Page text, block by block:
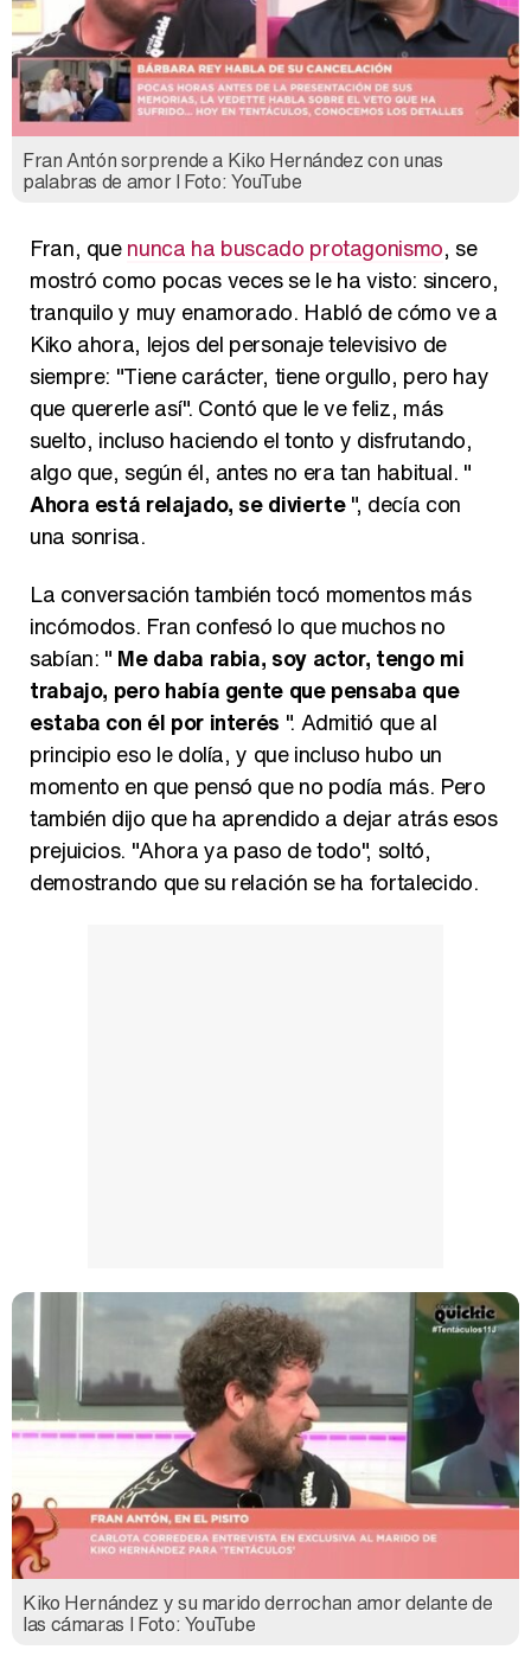
Fran Antón sorprende a Kiko Hernández con unas
palabras de amor l Foto: YouTube
Fran, quenunca ha buscado protagonismo, se
mostró como pocas veces se le ha visto: sincero,
tranquilo y muy enamorado. Habló de cómo ve a
Kiko ahora, lejos del personaje televisivo de
siempre: "Tiene carácter, tiene orgullo, pero hay
que quererle así". Contó que le ve feliz, más
suelto, incluso haciendo el tonto y disfrutando,
algo que, según él, antes no era tan habitual. "
Ahora está relajado, se divierte", decía con
una sonrisa.
La conversación también tocó momentos más
incómodos. Fran confesó lo que muchos no
sabían: " Me daba rabia, soy actor, tengo mi
trabajo, pero había gente que pensaba que
estaba con él por interés ". Admitió que al
principio eso le dolía, y que incluso hubo un
momento en que pensó que no podía más. Pero
también dijo que ha aprendido a dejar atrás esos
prejuicios. "Ahora ya paso de todo", soltó,
demostrando que su relación se ha fortalecido.
Kiko Hernández y su marido derrochan amor delante de
las cámaras l Foto: YouTube